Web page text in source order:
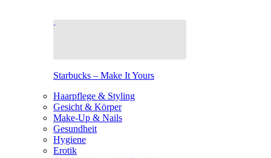
Starbucks – Make It Yours
Haarpflege & Styling
Gesicht & Körper
Make-Up & Nails
Gesundheit
Hygiene
Erotik